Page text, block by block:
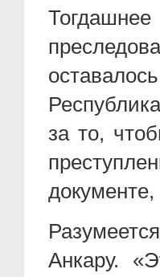
за то,
Анкару.